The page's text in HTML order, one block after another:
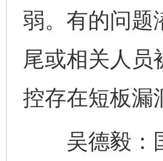
弱。有的问题
尾或相关人员
控存在短板漏
吴德毅：国